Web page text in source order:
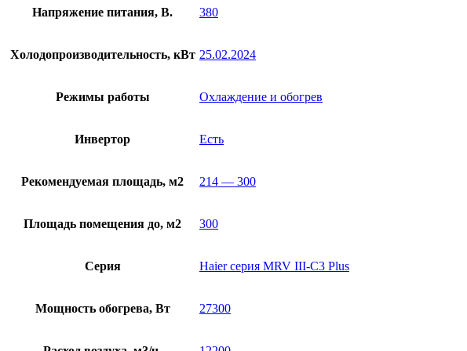
Напряжение питания, В. 380
Холодопроизводительность, кВт 25.02.2024
Режимы работы Охлаждение и обогрев
Инвертор Есть
Рекомендуемая площадь, м2 214 — 300
Площадь помещения до, м2 300
Серия Haier серия MRV III-C3 Plus
Мощность обогрева, Вт 27300